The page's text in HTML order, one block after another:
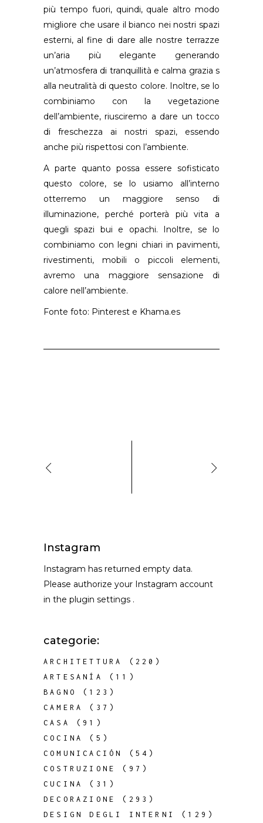
più tempo fuori, quindi, quale altro modo
migliore che usare il bianco nei nostri spazi
esterni, al fine di dare alle nostre terrazze
un’aria più elegante generando
un’atmosfera di tranquillità e calma grazia s
alla neutralità di questo colore. Inoltre, se lo
combiniamo con la vegetazione
dell’ambiente, riusciremo a dare un tocco
di freschezza ai nostri spazi, essendo
anche più rispettosi con l’ambiente.
A parte quanto possa essere sofisticato
questo colore, se lo usiamo all’interno
otterremo un maggiore senso di
illuminazione, perché porterà più vita a
quegli spazi bui e opachi. Inoltre, se lo
combiniamo con legni chiari in pavimenti,
rivestimenti, mobili o piccoli elementi,
avremo una maggiore sensazione di
calore nell’ambiente.
Fonte foto: Pinterest e Khama.es
Instagram
Instagram has returned empty data.
Please authorize your Instagram account
in the plugin settings .
categorie:
ARCHITETTURA
(220)
ARTESANÍA
(11)
BAGNO
(123)
CAMERA
(37)
CASA
(91)
COCINA
(5)
COMUNICACIÓN
(54)
COSTRUZIONE
(97)
CUCINA
(31)
DECORAZIONE
(293)
DESIGN DEGLI INTERNI
(129)